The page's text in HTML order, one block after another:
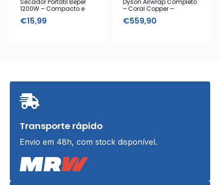
Secador Portátil Beper
1200W – Compacto e
€15,99
Dyson Airwrap Completo
– Coral Copper –
Armazenamento
€559,90
Transporte rápido
Envio em 48h, com stock disponível.